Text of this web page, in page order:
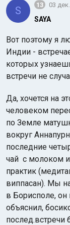
S 13 03
SAYA
Вот поэтому я
Индии -
которых
встречи не
Да, хочется на
человеком
по Земле
вокруг
последние
чай с молоком и
практик
виппасан). Мы
в Борисполе,
объяснил,
послед.встречи